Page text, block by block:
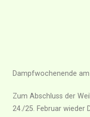
Dampfwochenende am
Zum Abschluss der
24./25. Februar wieder